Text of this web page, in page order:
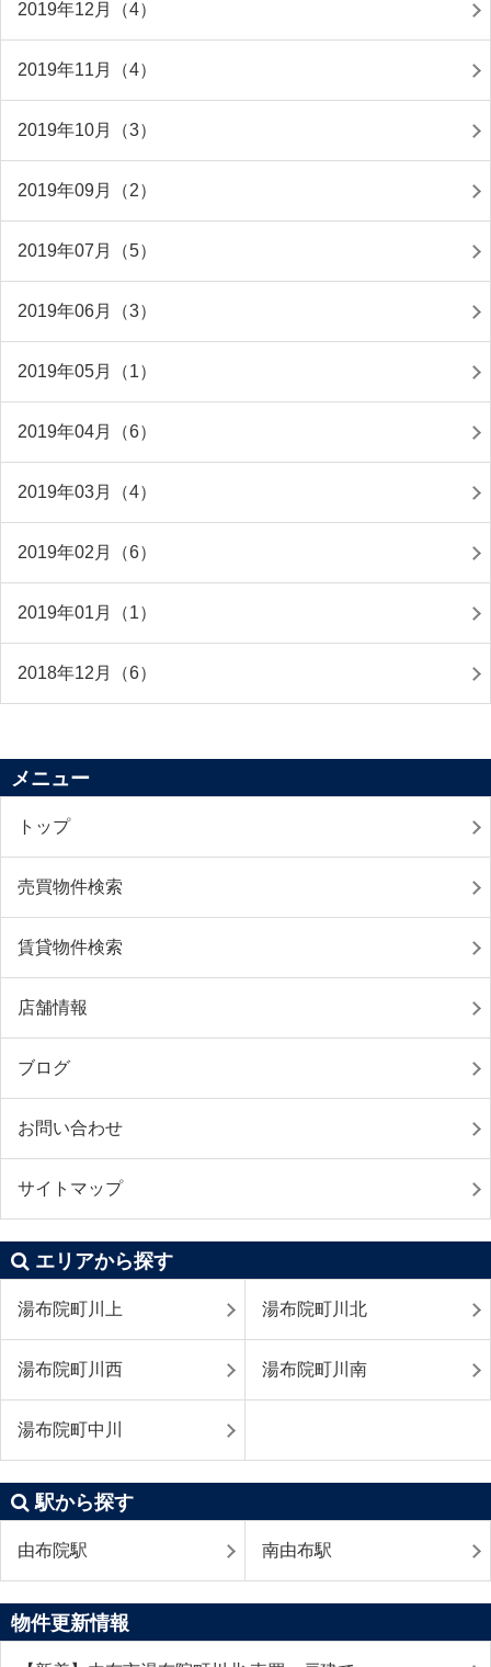
2019年12月（4）
2019年11月（4）
2019年10月（3）
2019年09月（2）
2019年07月（5）
2019年06月（3）
2019年05月（1）
2019年04月（6）
2019年03月（4）
2019年02月（6）
2019年01月（1）
2018年12月（6）
メニュー
トップ
売買物件検索
賃貸物件検索
店舗情報
ブログ
お問い合わせ
サイトマップ
エリアから探す
湯布院町川上 湯布院町川北
湯布院町川西 湯布院町川南
湯布院町中川
駅から探す
由布院駅 南由布駅
物件更新情報